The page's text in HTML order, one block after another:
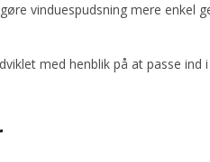
vinduespudsning mere enkel
med henblik på at passe